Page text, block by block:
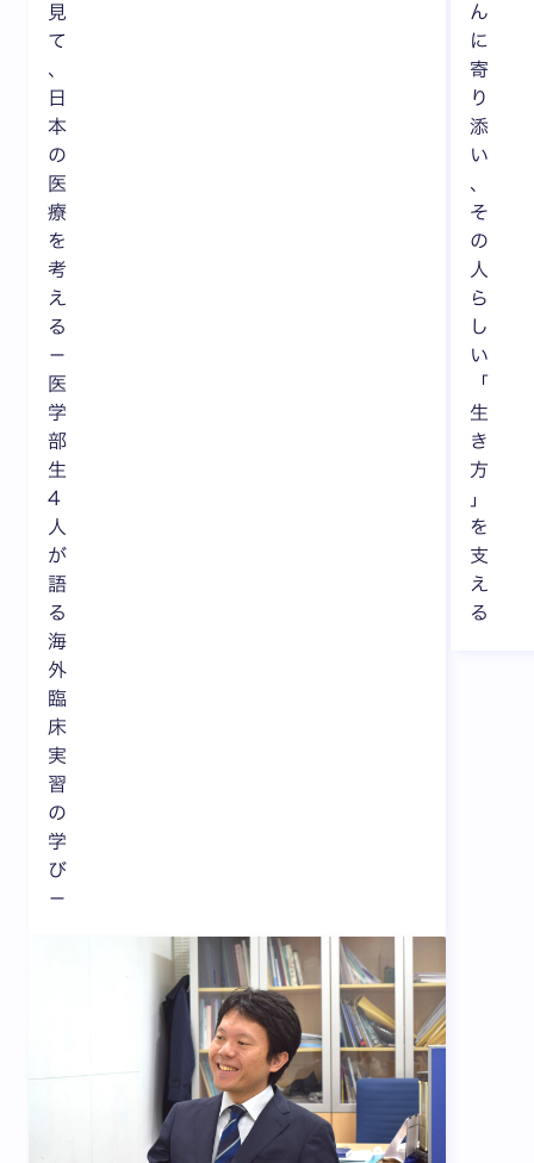
見
て
、
日
本
の
医
療
を
考
え
る
－
医
学
部
生
4
人
が
語
る
海
外
臨
床
実
習
の
学
び
－
ん
に
寄
り
添
い
、
そ
の
人
ら
し
い
「
生
き
方
」
を
支
え
る